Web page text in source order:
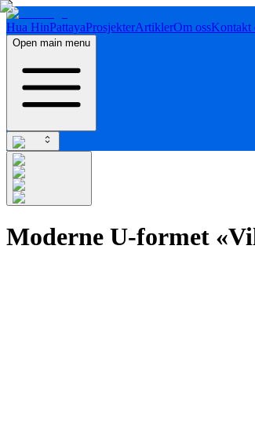
Hua HinPattayaProsjekterArtiklerOm ossKontakt
Open main menu
Moderne U-formet